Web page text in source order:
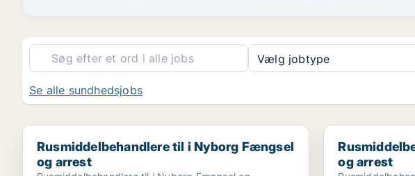
Vælg jobtype
Se alle sundhedsjobs
Rusmiddelbehandlere til i Nyborg Fængsel og arrest
Rusmiddelbehandlere til i Nyborg Fængsel
og arrest
og arrest